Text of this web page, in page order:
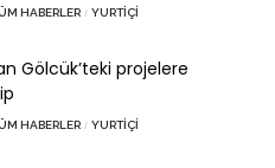
HABERLER YURTIÇI
Gölcük’teki projelere
HABERLER YURTIÇI